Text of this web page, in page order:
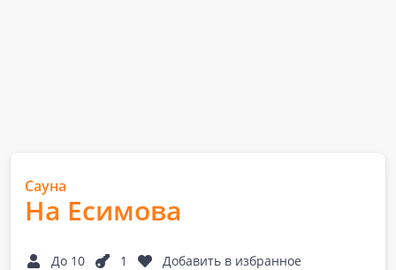
Сауна
На Есимова
До 10 1 Добавить в избранное